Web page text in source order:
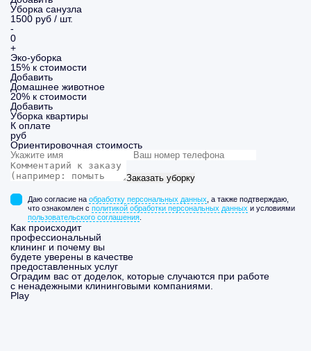
Уборка санузла
1500 руб / шт.
-
0
+
Эко-уборка
15% к стоимости
Добавить
Домашнее животное
20% к стоимости
Добавить
Уборка квартиры
К оплате
руб
Ориентировочная стоимость
Заказать уборку
Даю согласие на обработку персональных данных , а также подтверждаю,
что ознакомлен с политикой обработки персональных данных и условиями
пользовательского соглашения
Как происходит
профессиональный
клининг и почему вы
будете уверены в качестве
предоставленных услуг
Оградим вас от доделок, которые случаются при работе
с ненадежными клининговыми компаниями.
Play